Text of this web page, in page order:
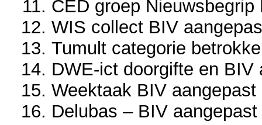
CED groep
WIS collect BIV
Tumult categorie
DWE-ict doorgifte en BIV
Weektaak BIV aangepast
Delubas – BIV aangepast